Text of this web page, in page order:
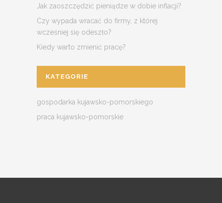
Jak zaoszczędzić pieniądze w dobie inflacji?
Czy wypada wracać do firmy, z której
wcześniej się odeszło?
Kiedy warto zmienić pracę?
KATEGORIE
gospodarka kujawsko-pomorskiego
praca kujawsko-pomorskie